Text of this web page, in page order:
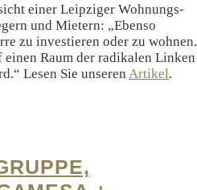
einer Leipziger Wohnungs-
und Mietern: „Ebenso
zu investieren oder zu wohnen.
einen Raum der radikalen Linken
Lesen Sie unseren Artikel.